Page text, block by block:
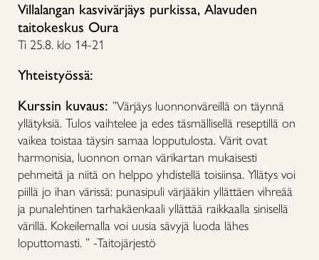
Villalangan kasvivärjäys purkissa, Alavuden
taitokeskus Oura
Ti 25.8. klo 14-21
Yhteistyössä:
Kurssin kuvaus: ”Värjäys luonnonväreillä on täynnä
yllätyksiä. Tulos vaihtelee ja edes täsmällisellä reseptillä on
vaikea toistaa täysin samaa lopputulosta. Värit ovat
harmonisia, luonnon oman värikartan mukaisesti
pehmeitä ja niitä on helppo yhdistellä toisiinsa. Yllätys voi
piillä jo ihan värissä: punasipuli värjääkin yllättäen vihreää
ja punalehtinen tarhakäenkaali yllättää raikkaalla sinisellä
värillä. Kokeilemalla voi uusia sävyjä luoda lähes
loputtomasti. ” -Taitojärjestö